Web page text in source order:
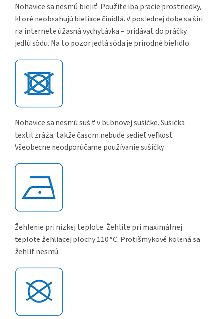
Nohavice sa nesmú bieliť. Použite iba pracie prostriedky,
ktoré neobsahujú bieliace činidlá. V poslednej dobe sa šíri
na internete úžasná vychytávka – pridávať do práčky
jedlú sódu. Na to pozor jedlá sóda je prírodné bielidlo.
Nohavice sa nesmú sušiť v bubnovej sušičke. Sušička
textil zráža, takže časom nebude sedieť veľkosť
Všeobecne neodporúčame používanie sušičky.
Žehlenie pri nízkej teplote. Žehlite pri maximálnej
teplote žehliacej plochy 110 °C. Protišmykové kolená sa
žehliť nesmú.